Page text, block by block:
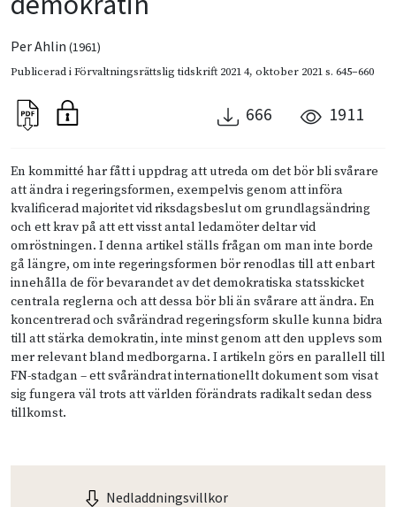
Per Ahlin (1961)
Publicerad iFörvaltningsrättslig tidskrift 2021 4, oktober 2021s. 645–660
666 1911
En kommitté har fått i uppdrag att utreda om det bör bli svårare
att ändra i regeringsformen, exempelvis genom att införa
kvalificerad majoritet vid riksdagsbeslut om grundlagsändring
och ett krav på att ett visst antal ledamöter deltar vid
omröstningen. I denna artikel ställs frågan om man inte borde
gå längre, om inte regeringsformen bör renodlas till att enbart
innehålla de för bevarandet av det demokratiska statsskicket
centrala reglerna och att dessa bör bli än svårare att ändra. En
koncentrerad och svårändrad regeringsform skulle kunna bidra
till att stärka demokratin, inte minst genom att den upplevs som
mer relevant bland medborgarna. I artikeln görs en parallell till
FN-stadgan – ett svårändrat internationellt dokument som visat
sig fungera väl trots att världen förändrats radikalt sedan dess
tillkomst.
Nedladdningsvillkor